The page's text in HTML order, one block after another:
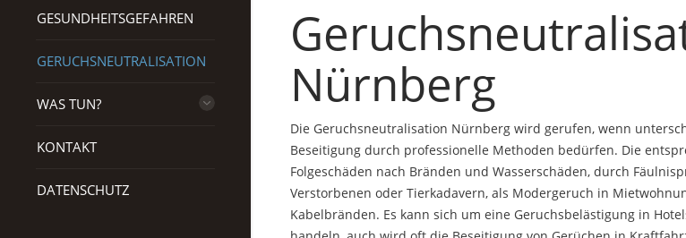
GESUNDHEITSGEFAHREN
GERUCHSNEUTRALISATION
WAS TUN?
KONTAKT
DATENSCHUTZ
Nürnberg
Die Geruchsneutralisation Nürnberg wird gerufen, wenn
Beseitigung durch professionelle Methoden bedürfen. Die
Folgeschäden nach Bränden und Wasserschäden, durch
Verstorbenen oder Tierkadavern, als Modergeruch in
Kabelbränden. Es kann sich um eine Geruchsbelästigung in